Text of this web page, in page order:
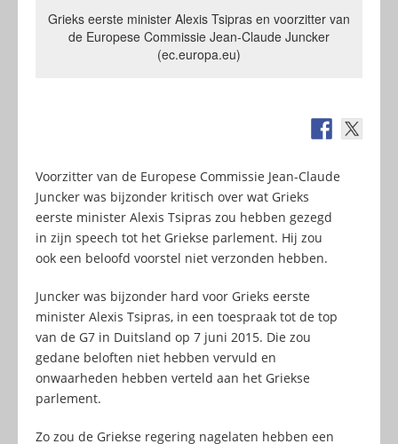
Grieks eerste minister Alexis Tsipras en voorzitter van
de Europese Commissie Jean-Claude Juncker
(ec.europa.eu)
Voorzitter van de Europese Commissie Jean-Claude
Juncker was bijzonder kritisch over wat Grieks
eerste minister Alexis Tsipras zou hebben gezegd
in zijn speech tot het Griekse parlement. Hij zou
ook een beloofd voorstel niet verzonden hebben.
Juncker was bijzonder hard voor Grieks eerste
minister Alexis Tsipras, in een toespraak tot de top
van de G7 in Duitsland op 7 juni 2015. Die zou
gedane beloften niet hebben vervuld en
onwaarheden hebben verteld aan het Griekse
parlement.
Zo zou de Griekse regering nagelaten hebben een